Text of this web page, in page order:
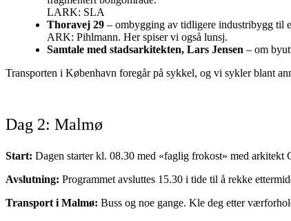
LARK: SLA
Thoravej 29 – ombygging av tidligere industribygg til
ARK: Pihlmann. Her spiser vi også lunsj.
Samtale med stadsarkitekten, Lars Jensen – om
Transporten i København foregår på sykkel, og vi sykler blant
Dag 2: Malmø
Start: Dagen starter kl. 08.30 med «faglig frokost» med arkitekt
Avslutning: Programmet avsluttes 15.30 i tide til å rekke
Transport i Malmø: Buss og noe gange. Kle deg etter